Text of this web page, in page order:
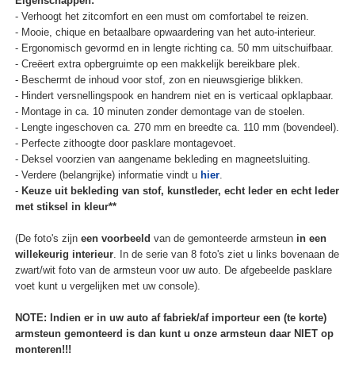
- Verhoogt het zitcomfort en een must om comfortabel te reizen.
- Mooie, chique en betaalbare opwaardering van het auto-interieur.
- Ergonomisch gevormd en in lengte richting ca. 50 mm uitschuifbaar.
- Creëert extra opbergruimte op een makkelijk bereikbare plek.
- Beschermt de inhoud voor stof, zon en nieuwsgierige blikken.
- Hindert versnellingspook en handrem niet en is verticaal opklapbaar.
- Montage in ca. 10 minuten zonder demontage van de stoelen.
- Lengte ingeschoven ca. 270 mm en breedte ca. 110 mm (bovendeel).
- Perfecte zithoogte door pasklare montagevoet.
- Deksel voorzien van aangename bekleding en magneetsluiting.
- Verdere (belangrijke) informatie vindt u hier.
- Keuze uit bekleding van stof, kunstleder, echt leder en echt leder
met stiksel in kleur**
(De foto's zijn een voorbeeld van de gemonteerde armsteun in een
willekeurig interieur. In de serie van 8 foto's ziet u links bovenaan de
zwart/wit foto van de armsteun voor uw auto. De afgebeelde pasklare
voet kunt u vergelijken met uw console).
NOTE: Indien er in uw auto af fabriek/af importeur een (te korte)
armsteun gemonteerd is dan kunt u onze armsteun daar NIET op
monteren!!!